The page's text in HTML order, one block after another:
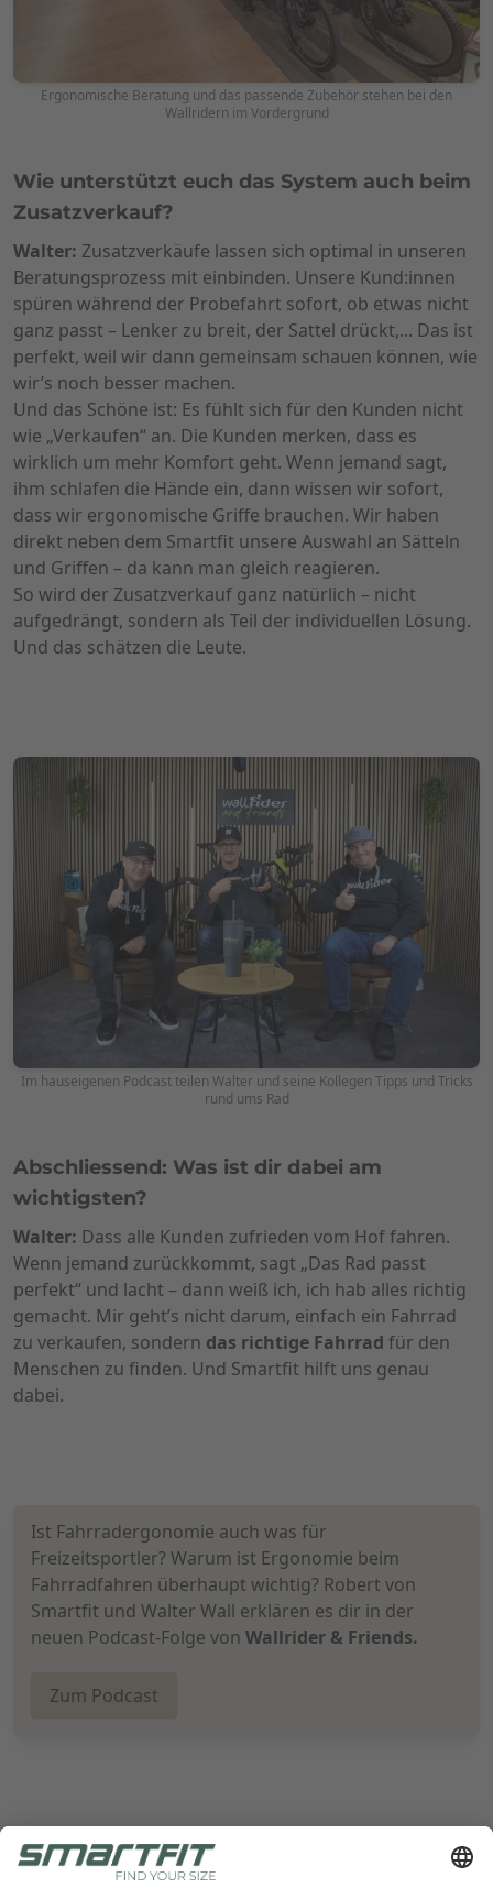
Ergonomische Beratung und das passende Zubehör stehen bei den
Wallridern im Vordergrund
Wie unterstützt euch das System auch beim
Zusatzverkauf?
Walter: Zusatzverkäufe lassen sich optimal in unseren
Beratungsprozess mit einbinden. Unsere Kund:innen
spüren während der Probefahrt sofort, ob etwas nicht
ganz passt – Lenker zu breit, der Sattel drückt,... Das ist
perfekt, weil wir dann gemeinsam schauen können, wie
wir’s noch besser machen.
Und das Schöne ist: Es fühlt sich für den Kunden nicht
wie „Verkaufen“ an. Die Kunden merken, dass es
wirklich um mehr Komfort geht. Wenn jemand sagt,
ihm schlafen die Hände ein, dann wissen wir sofort,
dass wir ergonomische Griffe brauchen. Wir haben
direkt neben dem Smartfit unsere Auswahl an Sätteln
und Griffen – da kann man gleich reagieren.
So wird der Zusatzverkauf ganz natürlich – nicht
aufgedrängt, sondern als Teil der individuellen Lösung.
Und das schätzen die Leute.
Im hauseigenen Podcast teilen Walter und seine Kollegen Tipps und Tricks
rund ums Rad
Abschliessend: Was ist dir dabei am
wichtigsten?
Walter: Dass alle Kunden zufrieden vom Hof fahren.
Wenn jemand zurückkommt, sagt „Das Rad passt
perfekt“ und lacht – dann weiß ich, ich hab alles richtig
gemacht. Mir geht’s nicht darum, einfach ein Fahrrad
zu verkaufen, sondern das richtige Fahrrad für den
Menschen zu finden. Und Smartfit hilft uns genau
dabei.
Ist Fahrradergonomie auch was für
Freizeitsportler? Warum ist Ergonomie beim
Fahrradfahren überhaupt wichtig? Robert von
Smartfit und Walter Wall erklären es dir in der
neuen Podcast-Folge von Wallrider & Friends.
Zum Podcast
Radlabor GmbH